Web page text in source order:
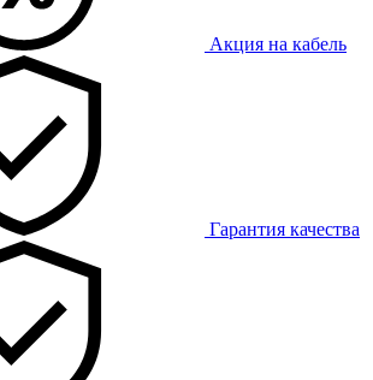
Акция на кабель
Гарантия качества